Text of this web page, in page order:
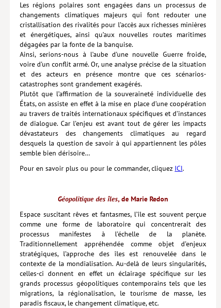
Les régions polaires sont engagées dans un processus de
changements climatiques majeurs qui font redouter une
cristallisation des rivalités pour l’accès aux richesses minières
et énergétiques, ainsi qu’aux nouvelles routes maritimes
dégagées par la fonte de la banquise.
Ainsi, serions-nous à l’aube d’une nouvelle Guerre froide,
voire d’un conflit armé. Or, une analyse précise de la situation
et des acteurs en présence montre que ces scénarios-
catastrophes sont grandement exagérés.
Plutôt que l’affirmation de la souveraineté individuelle des
États, on assiste en effet à la mise en place d’une coopération
au travers de traités internationaux spécifiques et d’instances
de dialogue. Car l’enjeu est avant tout de gérer les impacts
dévastateurs des changements climatiques au regard
desquels la question de savoir à qui appartiennent les pôles
semble bien dérisoire…
Pour en savoir plus ou pour le commander, cliquez ICI.
Géopolitique des îles, de Marie Redon
Espace suscitant rêves et fantasmes, l’île est souvent perçue
comme une forme de laboratoire qui concentrerait des
processus manifestes à l’échelle de la planète.
Traditionnellement appréhendée comme objet d’enjeux
stratégiques, l’approche des îles est renouvelée dans le
contexte de la mondialisation. Au-delà de leurs singularités,
celles-ci donnent en effet un éclairage spécifique sur les
grands processus géopolitiques contemporains tels que les
migrations, la régionalisation, le tourisme de masse, les
paradis fiscaux, le changement climatique, etc.